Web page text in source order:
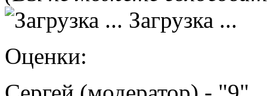
Загрузка ...
Оценки: